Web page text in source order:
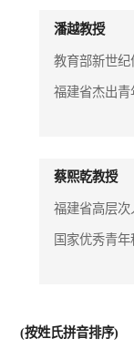
潘越教授
教育部新世纪
福建省杰出青
蔡熙乾教授
福建省高层次
国家优秀青
(按姓氏拼音排序)